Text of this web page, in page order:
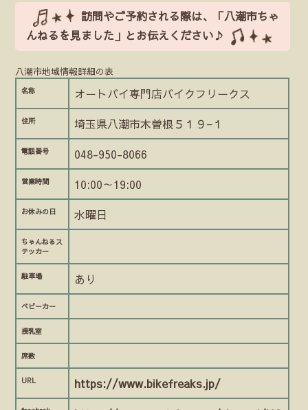
訪問やご予約される際は、「八潮市ちゃ
んねるを見ました」とお伝えください♪
八潮市地域情報詳細の表
名称 オートバイ専門店バイクフリークス
住所 埼玉県八潮市木曽根５１９−１
電話番号 048-950-8066
営業時間 10:00～19:00
お休みの日 水曜日
ちゃんねるス
テッカー
駐車場 あり
ベビーカー
授乳室
席数
URL https://www.bikefreaks.jp/